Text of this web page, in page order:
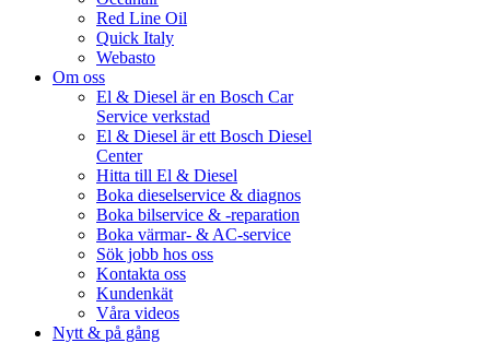
Red Line Oil
Quick Italy
Webasto
Om oss
El & Diesel är en Bosch Car
Service verkstad
El & Diesel är ett Bosch Diesel
Center
Hitta till El & Diesel
Boka dieselservice & diagnos
Boka bilservice & -reparation
Boka värmar- & AC-service
Sök jobb hos oss
Kontakta oss
Kundenkät
Våra videos
Nytt & på gång